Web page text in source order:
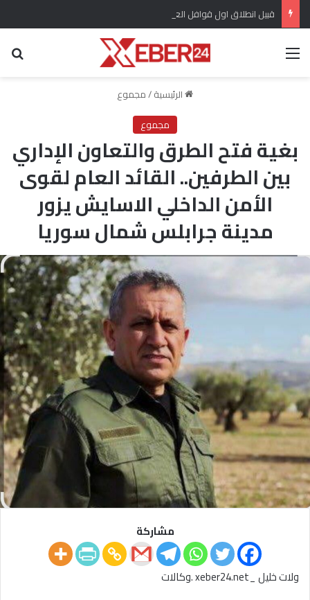
القائمة
الرئيسية/مجموع
مجموع
بغية فتح الطرق والتعاون الإداري
بين الطرفين.. القائد العام لقوى
الأمن الداخلي الاسايش يزور
مدينة جرابلس شمال سوريا
مشاركة
ولات خليل _xeber24.net .وكالات